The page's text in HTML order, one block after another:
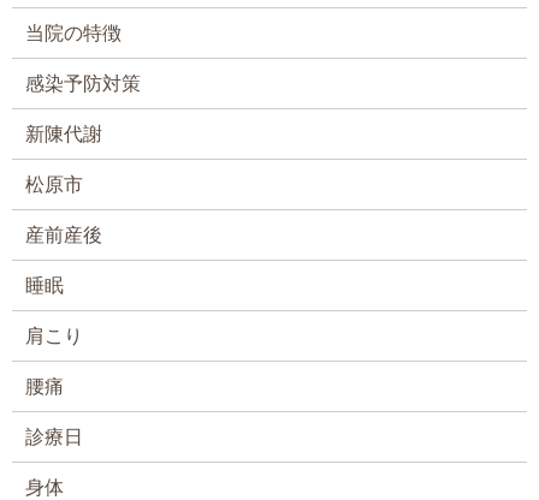
当院の特徴
感染予防対策
新陳代謝
松原市
産前産後
睡眠
肩こり
腰痛
診療日
身体